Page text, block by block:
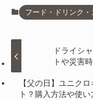
フード・ドリンク・
ドライシ
トや災害
【父の日】ユニク
ト？購入方法や使い